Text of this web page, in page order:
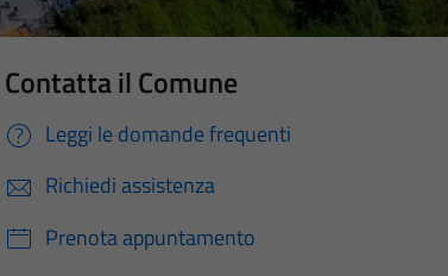
Contatta il Comune
Leggi le domande frequenti
Richiedi assistenza
Prenota appuntamento